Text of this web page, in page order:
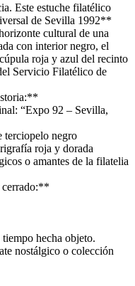
Este estuche filatélico
de Sevilla 1992**
cultural de una
con interior negro, el
roja y azul del recinto
Servicio Filatélico de
“Expo 92 – Sevilla,
terciopelo negro
roja y dorada
o amantes de la filatelia
cerrado:**
hecha objeto.
nostálgico o colección